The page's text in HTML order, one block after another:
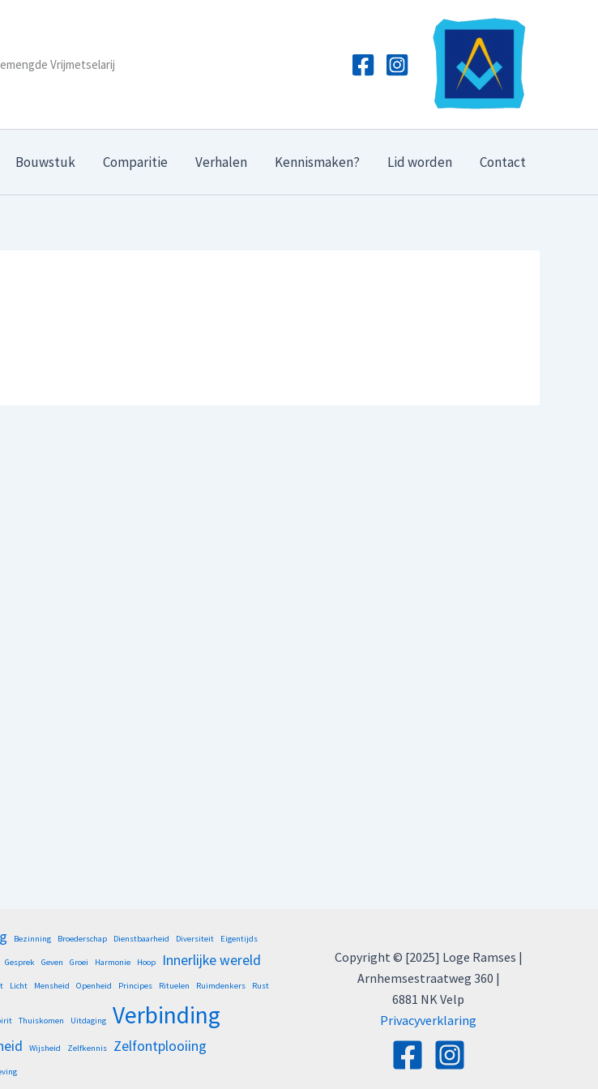
Vrijmetselarij
Bouwstuk Comparitie Verhalen Kennismaken? Lid worden Contact
Bezinning Broederschap Dienstbaarheid Diversiteit Eigentijds
Gesprek Geven Groei Harmonie Hoop
Innerlijke wereld
Licht Mensheid Openheid Principes Rituelen Ruimdenkers Rust
Thuiskomen Uitdaging Verbinding
Wijsheid Zelfkennis Zelfontplooiing
Copyright © [2025] Loge Ramses |
Arnhemsestraatweg 360 |
6881 NK Velp
Privacyverklaring